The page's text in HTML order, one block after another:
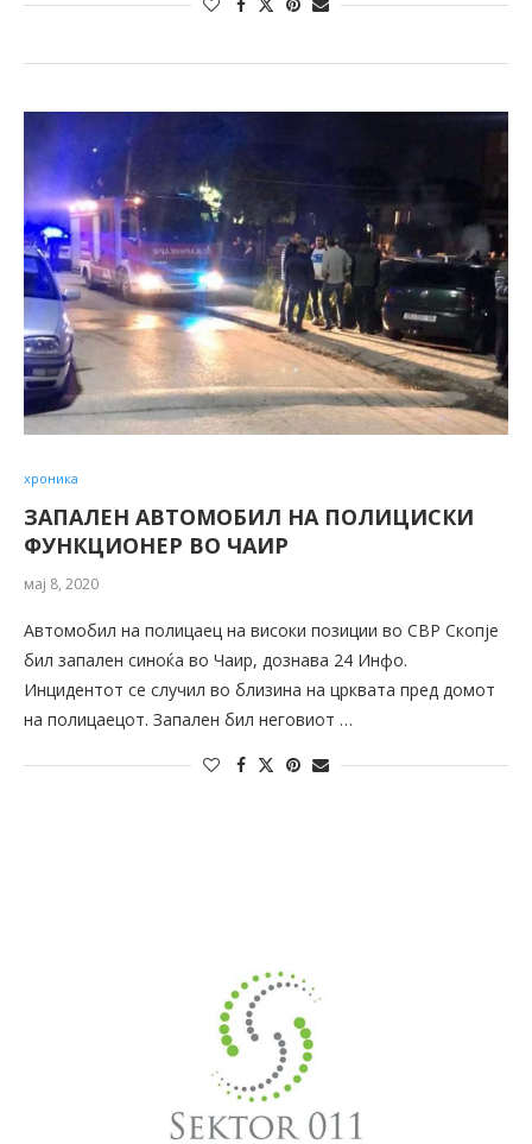
хроника
ЗАПАЛЕН АВТОМОБИЛ НА ПОЛИЦИСКИ
ФУНКЦИОНЕР ВО ЧАИР
мај 8, 2020
Автомобил на полицаец на високи позиции во СВР Скопје
бил запален синоќа во Чаир, дознава 24 Инфо.
Инцидентот се случил во близина на црквата пред домот
на полицаецот. Запален бил неговиот …